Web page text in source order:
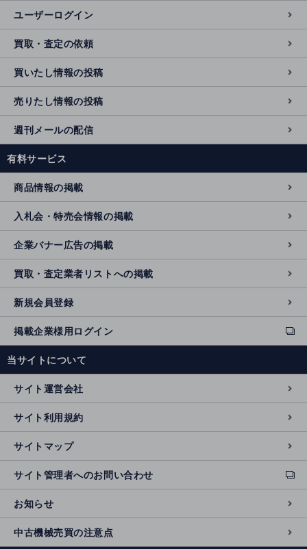
ユーザーログイン
買取・査定の依頼
買いたし情報の投稿
売りたし情報の投稿
週刊メールの配信
有料サービス
商品情報の掲載
入札会・特売会情報の掲載
企業バナー広告の掲載
買取・査定業者リストへの掲載
新規会員登録
掲載企業様用ログイン
ext
e
n
al
si
t
e
当サイトについて
サイト運営会社
サイト利用規約
サイトマップ
サイト管理者へのお問い合わせ
ext
e
r
n
al
お知らせ
中古機械売買の注意点